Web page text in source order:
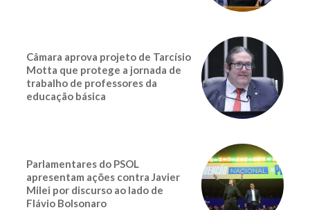
Câmara aprova projeto de Tarcísio
Motta que protege a jornada de
trabalho de professores da
educação básica
Parlamentares do PSOL
apresentam ações contra Javier
Milei por discurso ao lado de
Flávio Bolsonaro